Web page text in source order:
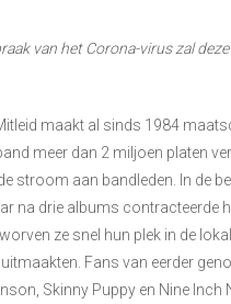
van het Corona-virus zal
maakt al sinds 1984
meer dan 2 miljoen platen
stroom aan bandleden. In de
na drie albums contracteerde
ze snel hun plek in de
Fans van eerder
Skinny Puppy en Nine Inch